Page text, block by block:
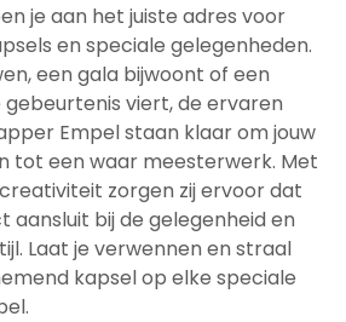
je aan het juiste adres voor
en speciale gelegenheden.
een gala bijwoont of een
viert, de ervaren
Empel staan klaar om jouw
tot een waar meesterwerk. Met
zorgen zij ervoor dat
aansluit bij de gelegenheid en
Laat je verwennen en straal
kapsel op elke speciale